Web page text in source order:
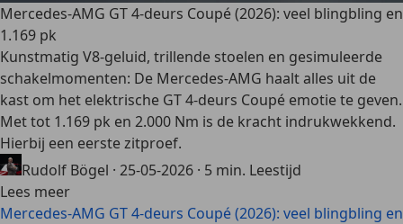
Mercedes-AMG GT 4-deurs Coupé (2026): veel blingbling en
1.169 pk
Kunstmatig V8-geluid, trillende stoelen en gesimuleerde
schakelmomenten: De Mercedes-AMG haalt alles uit de
kast om het elektrische GT 4-deurs Coupé emotie te geven.
Met tot 1.169 pk en 2.000 Nm is de kracht indrukwekkend.
Hierbij een eerste zitproef.
Rudolf Bögel · 25-05-2026 · 5 min. Leestijd
Lees meer
Mercedes-AMG GT 4-deurs Coupé (2026): veel blingbling en